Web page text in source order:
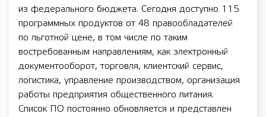
из федерального бюджета. Сегодня доступно 115
программных продуктов от 48 правообладателей
по льготной цене, в том числе по таким
востребованным направлениям, как электронный
документооборот, торговля, клиентский сервис,
логистика, управление производством, организация
работы предприятия общественного питания.
Список ПО постоянно обновляется и представлен